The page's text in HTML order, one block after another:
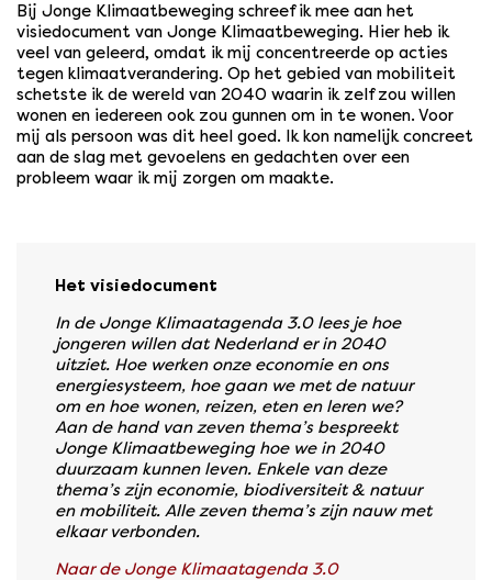
Bij Jonge Klimaatbeweging schreef ik mee aan het
visiedocument van Jonge Klimaatbeweging. Hier heb ik
veel van geleerd, omdat ik mij concentreerde op acties
tegen klimaatverandering. Op het gebied van mobiliteit
schetste ik de wereld van 2040 waarin ik zelf zou willen
wonen en iedereen ook zou gunnen om in te wonen. Voor
mij als persoon was dit heel goed. Ik kon namelijk concreet
aan de slag met gevoelens en gedachten over een
probleem waar ik mij zorgen om maakte.
Het visiedocument
In de Jonge Klimaatagenda 3.0 lees je hoe
jongeren willen dat Nederland er in 2040
uitziet. Hoe werken onze economie en ons
energiesysteem, hoe gaan we met de natuur
om en hoe wonen, reizen, eten en leren we?
Aan de hand van zeven thema’s bespreekt
Jonge Klimaatbeweging hoe we in 2040
duurzaam kunnen leven. Enkele van deze
thema’s zijn economie, biodiversiteit & natuur
en mobiliteit. Alle zeven thema’s zijn nauw met
elkaar verbonden.
Naar de Jonge Klimaatagenda 3.0